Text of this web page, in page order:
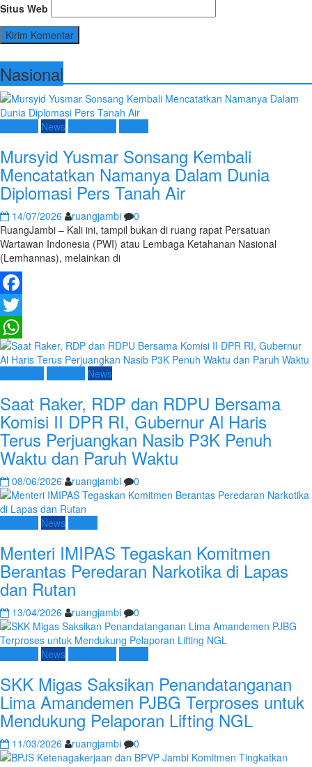
Situs Web
Nasional
News
Mursyid Yusmar Sonsang Kembali
Mencatatkan Namanya Dalam Dunia
Diplomasi Pers Tanah Air
14/07/2026 ruangjambi
0
RuangJambi – Kali ini, tampil bukan di ruang rapat Persatuan
Wartawan Indonesia (PWI) atau Lembaga Ketahanan Nasional
(Lemhannas), melainkan di
Facebook
Twitter
WhatsApp
News
Saat Raker, RDP dan RDPU Bersama
Komisi II DPR RI, Gubernur Al Haris
Terus Perjuangkan Nasib P3K Penuh
Waktu dan Paruh Waktu
08/06/2026 ruangjambi 0
News
Menteri IMIPAS Tegaskan Komitmen
Berantas Peredaran Narkotika di Lapas
dan Rutan
13/04/2026 ruangjambi 0
News
SKK Migas Saksikan Penandatanganan
Lima Amandemen PJBG Terproses untuk
Mendukung Pelaporan Lifting NGL
11/03/2026 ruangjambi 0